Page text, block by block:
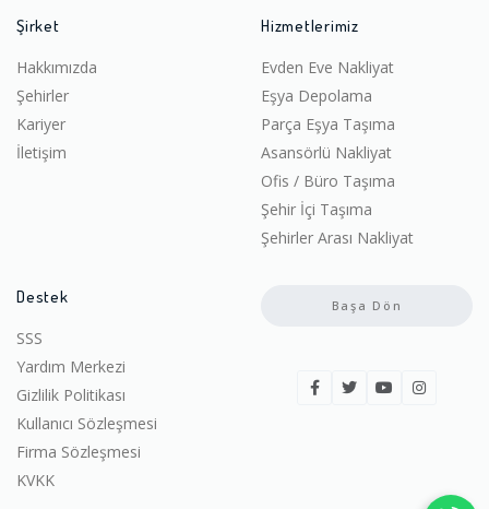
Şirket
Hakkımızda
Şehirler
Kariyer
İletişim
Hizmetlerimiz
Evden Eve Nakliyat
Eşya Depolama
Parça Eşya Taşıma
Asansörlü Nakliyat
Ofis / Büro Taşıma
Şehir İçi Taşıma
Şehirler Arası Nakliyat
Destek
SSS
Yardım Merkezi
Gizlilik Politikası
Kullanıcı Sözleşmesi
Firma Sözleşmesi
KVKK
Başa Dön